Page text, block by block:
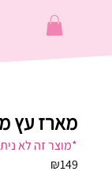
מארז עץ
*מוצר זה לא
₪149